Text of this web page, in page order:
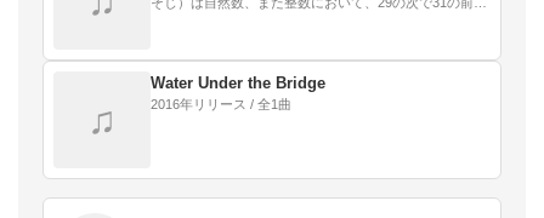
♫
Water Under the Bridge
2016年リリース / 全1曲